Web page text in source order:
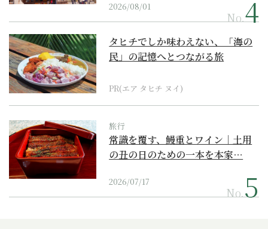
2026/08/01
No.
タヒチでしか味わえない、「海の
民」の記憶へとつながる旅
PR(エア タヒチ ヌイ)
旅行
常識を覆す、鰻重とワイン｜土用
の丑の日のための一本を本家…
2026/07/17
No.